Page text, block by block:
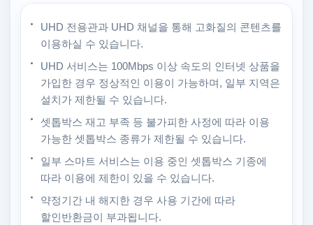
UHD 전용관과 UHD 채널을 통해 고화질의 콘텐츠를
이용하실 수 있습니다.
UHD 서비스는 100Mbps 이상 속도의 인터넷 상품을
가입한 경우 정상적인 이용이 가능하며, 일부 지역은
설치가 제한될 수 있습니다.
셋톱박스 재고 부족 등 불가피한 사정에 따라 이용
가능한 셋톱박스 종류가 제한될 수 있습니다.
일부 스마트 서비스는 이용 중인 셋톱박스 기종에
따라 이용에 제한이 있을 수 있습니다.
약정기간 내 해지한 경우 사용 기간에 따라
할인반환금이 부과됩니다.